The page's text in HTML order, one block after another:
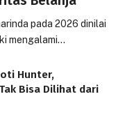
pada 2026 dinilai
mengalami…
Hunter,
Bisa Dilihat dari